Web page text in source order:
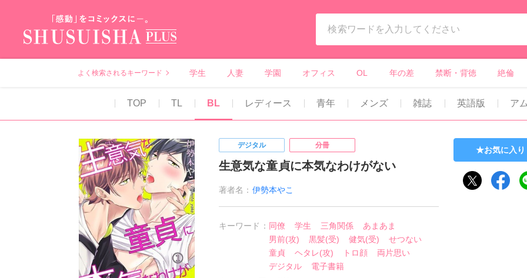
よく検索されるキーワード 学生 人妻 学園 オフィス OL 年の差 禁断・背徳 絶倫
TOP TL BL レディース 青年 メンズ 雑誌 英語版 ア
デジタル 分冊
生意気な童貞に本気なわけがない
著者名： 伊勢本やこ
キーワード： 同僚 学生 三角関係
あまあま
男前(攻)
黒髪(受) 健気(受)
せつない
童貞
ヘタレ(攻) トロ顔
両片思い
デジタル
電子書籍
お気に入り